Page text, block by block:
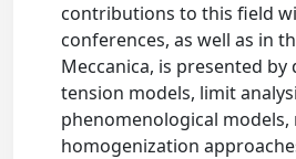
contributions to this field
conferences, as well as in
Meccanica, is presented by
tension models, limit
phenomenological models,
homogenization